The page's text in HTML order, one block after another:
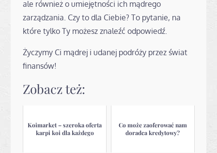
ale również o umiejętności ich mądrego
zarządzania. Czy to dla Ciebie? To pytanie, na
które tylko Ty możesz znaleźć odpowiedź.
Życzymy Ci mądrej i udanej podróży przez świat
finansów!
Zobacz też:
Koimarket – szeroka oferta
karpi koi dla każdego
Co może zaoferować nam
doradca kredytowy?